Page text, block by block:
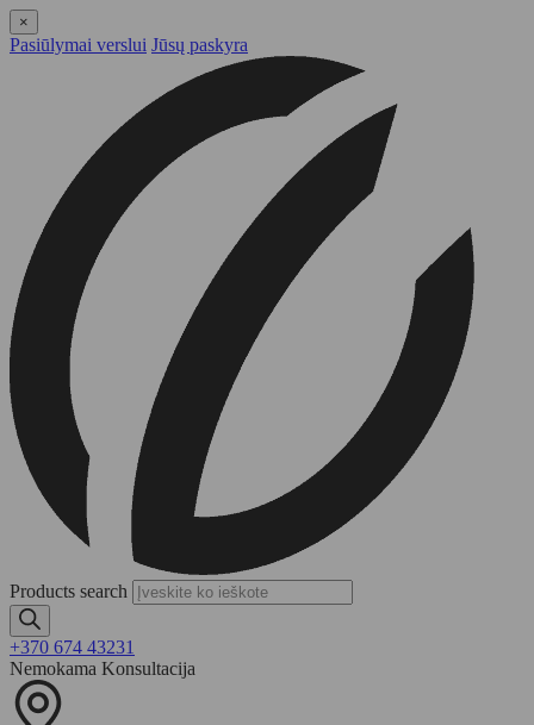
×
Pasiūlymai verslui Jūsų paskyra
Products search
+370 674 43231
Nemokama Konsultacija